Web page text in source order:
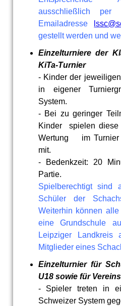
ausschließlich
Emailadresse
gestellt werden und
Einzelturniere der
KiTa-Turnier
- Kinder der
in eigener
System.
- Bei zu geringer
Kinder spielen diese
Wertung im Turnier
mit.
- Bedenkzeit: 20
Partie.
Spielberechtigt sind
Schüler der
Weiterhin können
eine Grundschule
Leipziger Landkreis
Mitglieder eines
Einzelturnier für
U18 sowie für
- Spieler treten in
Schweizer System